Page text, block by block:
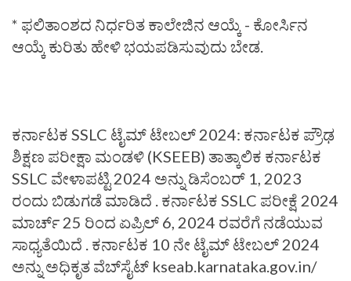
* ಫಲಿತಾಂಶದ ನಿರ್ಧರಿತ ಕಾಲೇಜಿನ ಆಯ್ಕೆ - ಕೋರ್ಸಿನ
ಆಯ್ಕೆ ಕುರಿತು ಹೇಳಿ ಭಯಪಡಿಸುವುದು ಬೇಡ.
ಕರ್ನಾಟಕ SSLC ಟೈಮ್ ಟೇಬಲ್ 2024: ಕರ್ನಾಟಕ ಪ್ರೌಢ
ಶಿಕ್ಷಣ ಪರೀಕ್ಷಾ ಮಂಡಳಿ (KSEEB) ತಾತ್ಕಾಲಿಕ ಕರ್ನಾಟಕ
SSLC ವೇಳಾಪಟ್ಟಿ 2024 ಅನ್ನು ಡಿಸೆಂಬರ್ 1, 2023
ರಂದು ಬಿಡುಗಡೆ ಮಾಡಿದೆ . ಕರ್ನಾಟಕ SSLC ಪರೀಕ್ಷೆ 2024
ಮಾರ್ಚ್ 25 ರಿಂದ ಏಪ್ರಿಲ್ 6, 2024 ರವರೆಗೆ ನಡೆಯುವ
ಸಾಧ್ಯತೆಯಿದೆ . ಕರ್ನಾಟಕ 10 ನೇ ಟೈಮ್ ಟೇಬಲ್ 2024
ಅನ್ನು ಅಧಿಕೃತ ವೆಬ್‌ಸೈಟ್ kseab.karnataka.gov.in/